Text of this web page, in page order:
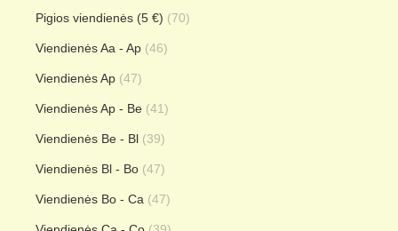
Pigios viendienės (5 €) (70)
Viendienės Aa - Ap (46)
Viendienės Ap (47)
Viendienės Ap - Be (41)
Viendienės Be - Bl (39)
Viendienės Bl - Bo (47)
Viendienės Bo - Ca (47)